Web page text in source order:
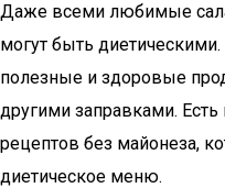
Даже всеми любимые
могут быть
полезные и здоровые
другими заправками.
рецептов без майонеза,
диетическое меню.